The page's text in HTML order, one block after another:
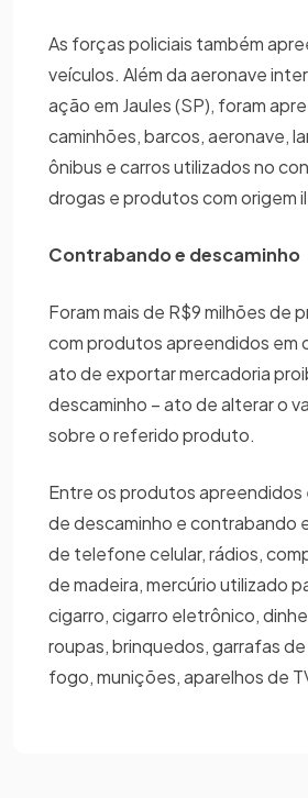
As forças policiais também
veículos. Além da aeronave
ação em Jaules (SP), foram
caminhões, barcos, aeronave,
ônibus e carros utilizados no
drogas e produtos com origem
Contrabando e descaminho
Foram mais de R$9 milhões de
com produtos apreendidos em
ato de exportar mercadoria
descaminho – ato de alterar o
sobre o referido produto.
Entre os produtos apreendidos
de descaminho e contrabando
de telefone celular, rádios,
de madeira, mercúrio utilizado
cigarro, cigarro eletrônico,
roupas, brinquedos, garrafas de
fogo, munições, aparelhos de